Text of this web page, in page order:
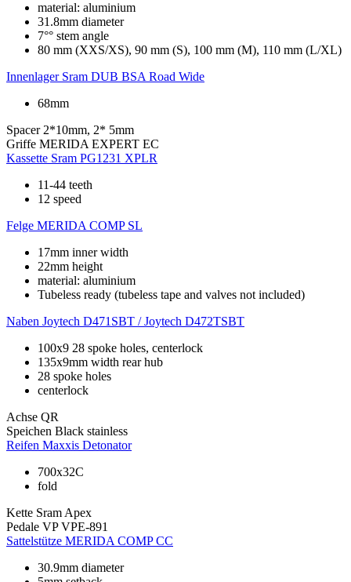
material: aluminium
31.8mm diameter
7°° stem angle
80 mm (XXS/XS), 90 mm (S), 100 mm (M), 110 mm (L/XL)
Innenlager Sram DUB BSA Road Wide
68mm
Spacer 2*10mm, 2* 5mm
Griffe MERIDA EXPERT EC
Kassette Sram PG1231 XPLR
11-44 teeth
12 speed
Felge MERIDA COMP SL
17mm inner width
22mm height
material: aluminium
Tubeless ready (tubeless tape and valves not included)
Naben Joytech D471SBT / Joytech D472TSBT
100x9 28 spoke holes, centerlock
135x9mm width rear hub
28 spoke holes
centerlock
Achse QR
Speichen Black stainless
Reifen Maxxis Detonator
700x32C
fold
Kette Sram Apex
Pedale VP VPE-891
Sattelstütze MERIDA COMP CC
30.9mm diameter